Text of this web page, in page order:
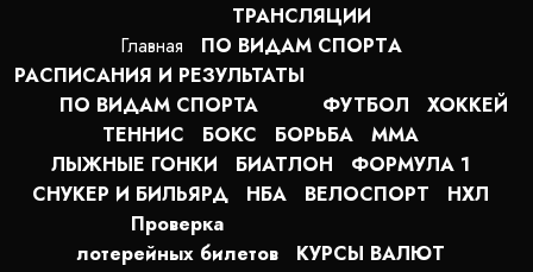
Главная
ТРАНСЛЯЦИИ
ПО ВИДАМ СПОРТA
РАСПИСАНИЯ И РЕЗУЛЬТАТЫ
ПО ВИДАМ СПОРТА
ФУТБОЛ
ХОККЕЙ
ТЕННИС
БОКС БОРЬБА
MMA
ЛЫЖНЫЕ ГОНКИ
БИАТЛОН
ФОРМУЛА 1
СНУКЕР И БИЛЬЯРД
НБА ВЕЛОСПОРТ
НХЛ
Проверка
лотерейных билетов
КУРСЫ ВАЛЮТ